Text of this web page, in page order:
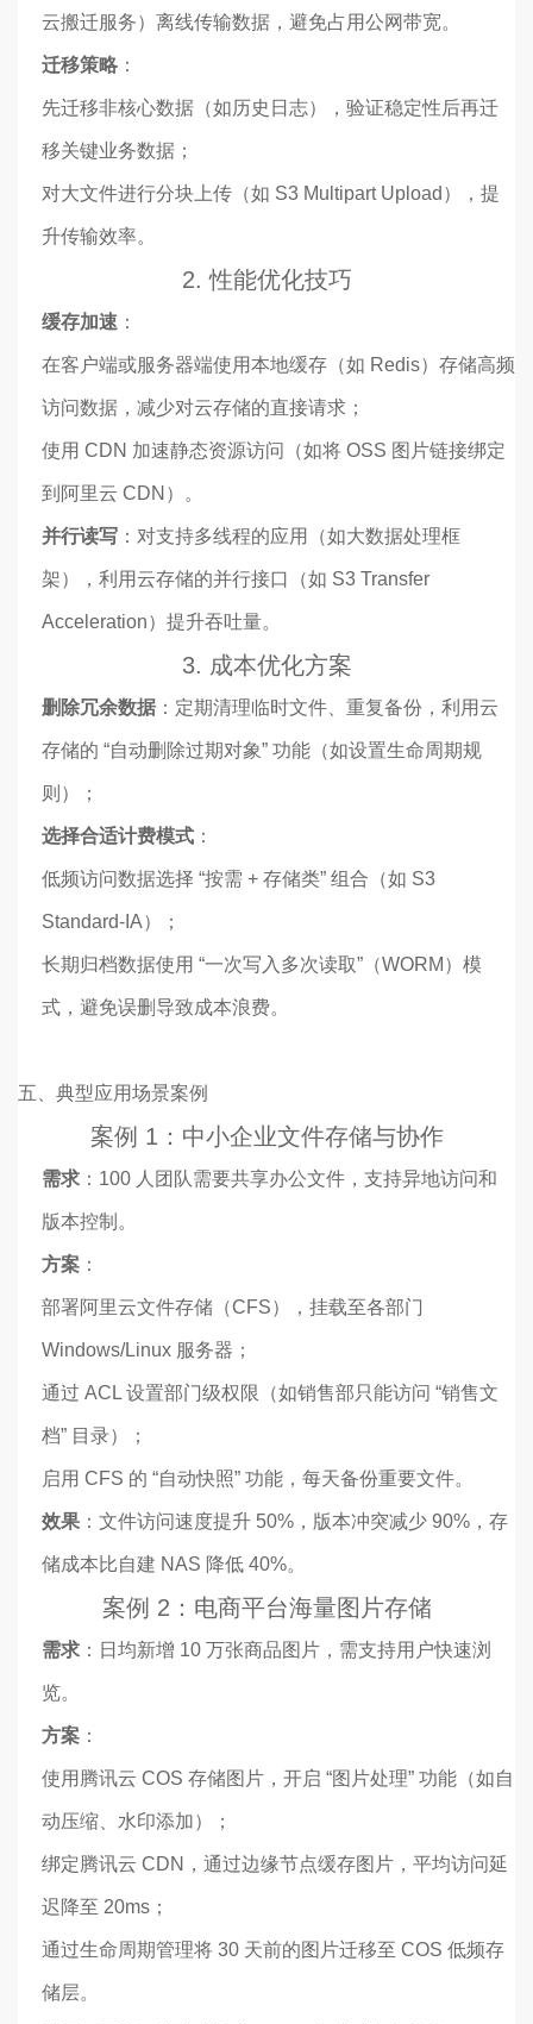
云搬迁服务）离线传输数据，避免占用公网带宽。
迁移策略 ：
先迁移非核心数据（如历史日志），验证稳定性后再迁
移关键业务数据；
对大文件进行分块上传（如 S3 Multipart Upload），提
升传输效率。
2. 性能优化技巧
缓存加速 ：
在客户端或服务器端使用本地缓存（如 Redis）存储高频
访问数据，减少对云存储的直接请求；
使用 CDN 加速静态资源访问（如将 OSS 图片链接绑定
到阿里云 CDN）。
并行读写 ：对支持多线程的应用（如大数据处理框
架），利用云存储的并行接口（如 S3 Transfer
Acceleration）提升吞吐量。
3. 成本优化方案
删除冗余数据 ：定期清理临时文件、重复备份，利用云
存储的 “自动删除过期对象” 功能（如设置生命周期规
则）；
选择合适计费模式 ：
低频访问数据选择 “按需 + 存储类” 组合（如 S3
Standard-IA）；
长期归档数据使用 “一次写入多次读取”（WORM）模
式，避免误删导致成本浪费。
五、典型应用场景案例
案例 1：中小企业文件存储与协作
需求 ：100 人团队需要共享办公文件，支持异地访问和
版本控制。
方案 ：
部署阿里云文件存储（CFS），挂载至各部门
Windows/Linux 服务器；
通过 ACL 设置部门级权限（如销售部只能访问 “销售文
档” 目录）；
启用 CFS 的 “自动快照” 功能，每天备份重要文件。
效果 ：文件访问速度提升 50%，版本冲突减少 90%，存
储成本比自建 NAS 降低 40%。
案例 2：电商平台海量图片存储
需求 ：日均新增 10 万张商品图片，需支持用户快速浏
览。
方案 ：
使用腾讯云 COS 存储图片，开启 “图片处理” 功能（如自
动压缩、水印添加）；
绑定腾讯云 CDN，通过边缘节点缓存图片，平均访问延
迟降至 20ms；
通过生命周期管理将 30 天前的图片迁移至 COS 低频存
储层。